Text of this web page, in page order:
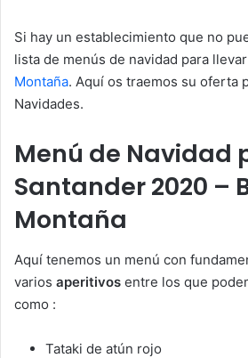
Si hay un establecimiento que no
lista de menús de navidad para
Montaña. Aquí os traemos su oferta
Navidades.
Menú de Navidad
Santander 2020 –
Montaña
Aquí tenemos un menú con
varios aperitivos entre los que
como :
Tataki de atún rojo